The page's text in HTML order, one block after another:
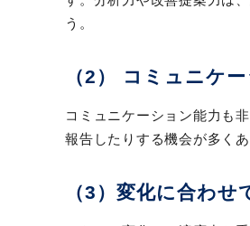
う。
（2） コミュニケ
コミュニケーション能力も
報告したりする機会が多く
（3）変化に合わ